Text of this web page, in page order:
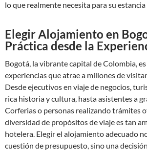
lo que realmente necesita para su
Elegir Alojamiento en
Práctica desde la
Bogotá, la vibrante capital de Colombia,
experiencias que atrae a millones de
Desde ejecutivos en viaje de negocios,
rica historia y cultura, hasta asistentes a
Corferias o personas realizando trámites
diversidad de propósitos de viaje es tan
hotelera. Elegir el alojamiento adecuado
cuestión de presupuesto, sino una